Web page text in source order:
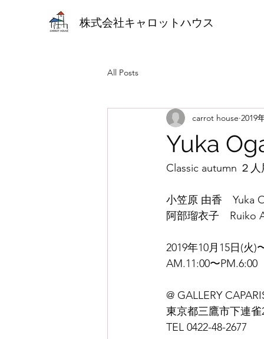
株式会社キャロットハウス
All Posts
Yuka
carrot house 2019
Classic autumn ２人
小笠原 由香　Yuka
阿部瑠衣子　Ruiko
2019年10月15日(火)
AM.11:00〜PM.6:00
@ GALLERY
東京都三鷹市下連
TEL 0422-48-2677